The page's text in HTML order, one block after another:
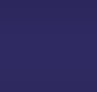
kapcsolatot